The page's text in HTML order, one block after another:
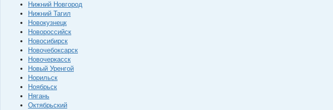
Нижний Новгород
Нижний Тагил
Новокузнецк
Новороссийск
Новосибирск
Новочебоксарск
Новочеркасск
Новый Уренгой
Норильск
Ноябрьск
Нягань
Октябрьский